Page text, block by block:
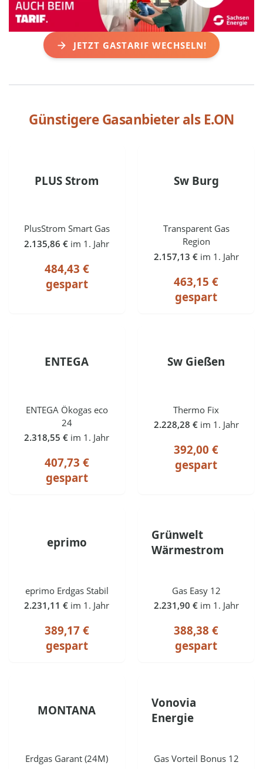
JETZT GASTARIF WECHSELN!
Günstigere Gasanbieter als E.ON
PLUS Strom
PlusStrom Smart Gas
2.135,86 € im 1. Jahr
484,43 €
gespart
Sw Burg
Transparent Gas
Region
2.157,13 € im 1. Jahr
463,15 €
gespart
ENTEGA
ENTEGA Ökogas eco
24
2.318,55 € im 1. Jahr
407,73 €
gespart
Sw Gießen
Thermo Fix
2.228,28 € im 1. Jahr
392,00 €
gespart
eprimo
eprimo Erdgas Stabil
2.231,11 € im 1. Jahr
389,17 €
gespart
Grünwelt
Wärmestrom
Gas Easy 12
2.231,90 € im 1. Jahr
388,38 €
gespart
MONTANA
Erdgas Garant (24M)
Vonovia
Energie
Gas Vorteil Bonus 12